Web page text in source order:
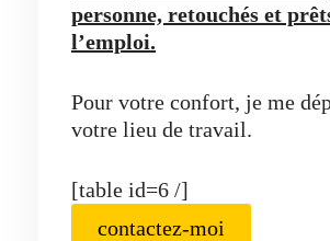
personne, retouchés et
l’emploi.
Pour votre confort, je me
votre lieu de travail.
[table id=6 /]
contactez-moi